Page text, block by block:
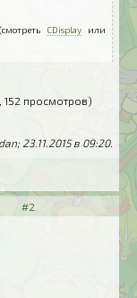
CDisplay или
просмотров)
23.11.2015 в 09:20.
#2